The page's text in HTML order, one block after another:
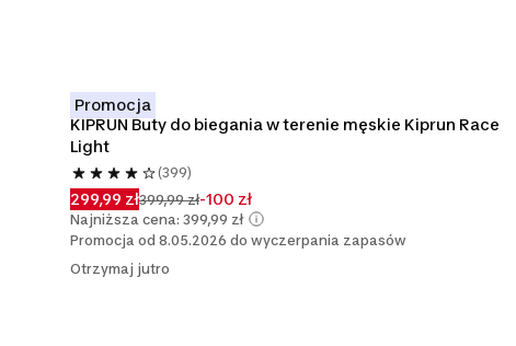
Promocja
KIPRUN Buty do biegania w terenie męskie Kiprun Race
Light
(399)
299,99 zł399,99 zł-100 zł
Najniższa cena: 399,99 zł
Promocja od 8.05.2026 do wyczerpania zapasów
Otrzymaj jutro